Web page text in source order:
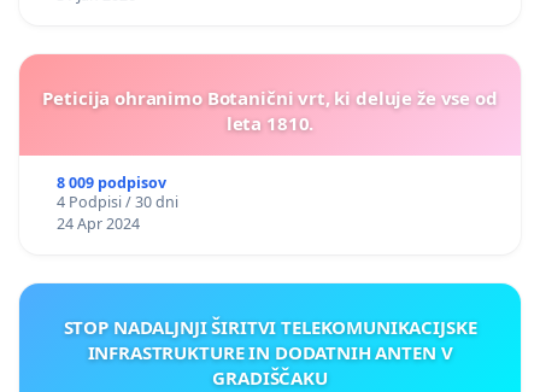
Peticija ohranimo Botanični vrt, ki deluje že vse od
leta 1810.
8 009 podpisov
4 Podpisi / 30 dni
24 Apr 2024
STOP NADALJNJI ŠIRITVI TELEKOMUNIKACIJSKE
INFRASTRUKTURE IN DODATNIH ANTEN V
GRADIŠČAKU